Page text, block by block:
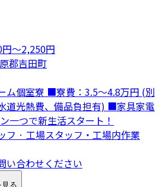
〜2,250円
郡吉田町
ム個室寮 ■寮費：3.5～4.8万円 (別
道光熱費、備品負担有) ■家具家電
一つで新生活スタート！
フ · 工場スタッフ・工場内作業
い合わせください
る